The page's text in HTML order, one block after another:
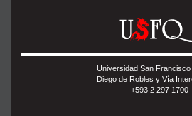
Universidad San Francisco
Diego de Robles y Vía
+593 2 297 1700